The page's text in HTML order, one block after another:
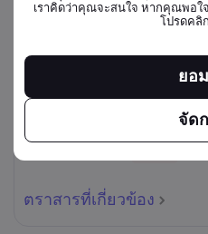
ขาย
ตราสารที่เกี่ยวข้อง
เราคิดว่าคุณจะสนใจ หากคุณพอใ
โปรดคลิ
ยอ
จัด